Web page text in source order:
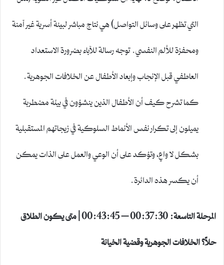
التي تظهر على وسائل التواصل) هي نتاج مباشر لبيئة أسرية غير آمنة
ومحفزة للألم النفسي. توجه رسالة للآباء بضرورة الاستعداد
العاطفي قبل الإنجاب وإبعاد الأطفال عن الخلافات الجوهرية.
كما تشرح كيف أن الأطفال الذين ينشؤون في بيئة مضطربة
يميلون إلى تكرار نفس الأنماط السلوكية في زيجاتهم المستقبلية
بشكل لا واعٍ، وتؤكد على أن الوعي والعمل على الذات يمكن
أن يكسر هذه الدائرة.
المرحلة التاسعة: 00:37:30 – 00:43:45 | متى يكون الطلاق
حلاً؟ الخلافات الجوهرية وقضية الخيانة